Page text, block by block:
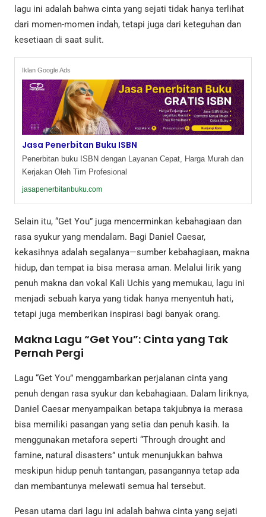
lagu ini adalah bahwa cinta yang sejati tidak hanya terlihat
dari momen-momen indah, tetapi juga dari keteguhan dan
kesetiaan di saat sulit.
Iklan Google Ads
Jasa Penerbitan Buku ISBN
Penerbitan buku ISBN dengan Layanan Cepat, Harga Murah dan
Kerjakan Oleh Tim Profesional
jasapenerbitanbuku.com
Selain itu, “Get You” juga mencerminkan kebahagiaan dan
rasa syukur yang mendalam. Bagi Daniel Caesar,
kekasihnya adalah segalanya—sumber kebahagiaan, makna
hidup, dan tempat ia bisa merasa aman. Melalui lirik yang
penuh makna dan vokal Kali Uchis yang memukau, lagu ini
menjadi sebuah karya yang tidak hanya menyentuh hati,
tetapi juga memberikan inspirasi bagi banyak orang.
Makna Lagu “Get You”: Cinta yang Tak
Pernah Pergi
Lagu “Get You” menggambarkan perjalanan cinta yang
penuh dengan rasa syukur dan kebahagiaan. Dalam liriknya,
Daniel Caesar menyampaikan betapa takjubnya ia merasa
bisa memiliki pasangan yang setia dan penuh kasih. Ia
menggunakan metafora seperti “Through drought and
famine, natural disasters” untuk menunjukkan bahwa
meskipun hidup penuh tantangan, pasangannya tetap ada
dan membantunya melewati semua hal tersebut.
Pesan utama dari lagu ini adalah bahwa cinta yang sejati